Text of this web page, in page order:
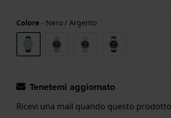
Colore - Nero / Argento
Tenetemi aggiornato
Ricevi una mail quando questo